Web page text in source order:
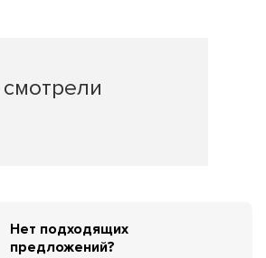
Нет подходящих
предложений?